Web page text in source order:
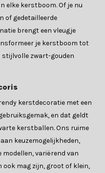
elke kerstboom. Of je nu
of gedetailleerde
brengt een vleugje
je kerstboom tot
zwart-gouden
kerstdecoratie met een
en dat geldt
kerstballen. Ons ruime
keuzemogelijkheden,
variërend van
mag zijn, groot of klein,